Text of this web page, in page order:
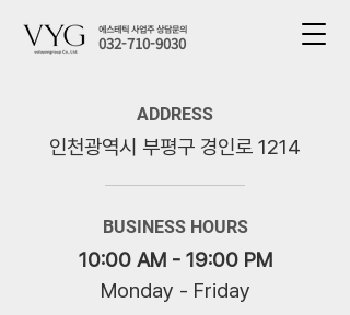
에스테틱 사업주 상담문의
032-710-9030
ADDRESS
인천광역시 부평구 경인로 1214
BUSINESS HOURS
10:00 AM - 19:00 PM
Monday - Friday